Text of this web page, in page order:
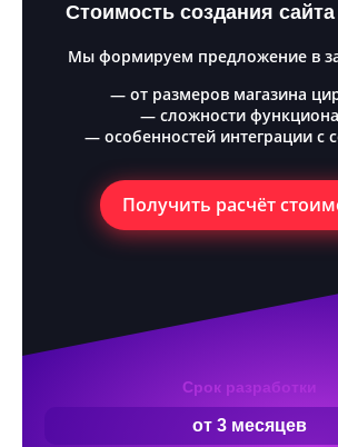
Стоимость создания
Мы формируем предложение в
— от размеров магазина
— сложности
— особенностей интеграции с
Получить расчёт
Срок разработки
от 3 месяцев